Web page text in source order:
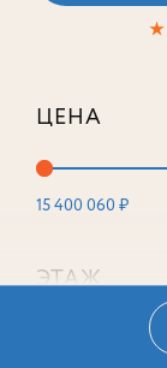
★
ЦЕНА
15 400 060 ₽
ЭТАЖ